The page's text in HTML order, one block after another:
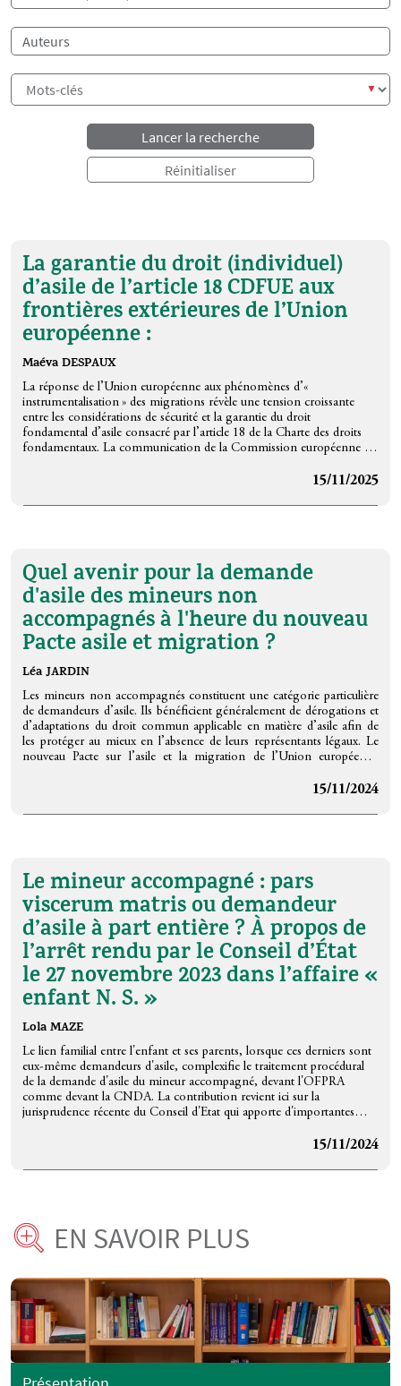
Auteur
La garantie du droit (individuel)
d’asile de l’article 18 CDFUE aux
frontières extérieures de l’Union
européenne :
Maéva DESPAUX
La réponse de l’Union européenne aux phénomènes d’«
instrumentalisation » des migrations révèle une tension croissante
entre les considérations de sécurité et la garantie du droit
fondamental d’asile consacré par l’article 18 de la Charte des droits
fondamentaux. La communication de la Commission européenne du
sur le fondement de l’article 72 TFUE et d’imposer des limitations au
nouveaux instruments européens — tels que le Règlement « crise » et
effectif à une procédure, dès l’arrivée aux frontières extérieures, ainsi
que le droit d’obtenir un statut protecteur lorsque les conditions sont
réunies.
À partir d’une analyse de la jurisprudence récente, cette contribution
met en évidence que la lutte contre l’« instrumentalisation » des
migrations ne saurait justifier une restriction disproportionnée de
droit, la Cour de justice confère à l’article 18 CDFUE une fonction
d’articulation des instruments du droit dérivé de l’asile, à la faveur de
la configuration d’un véritable « système européen commun d’asile ».
Or, cette dynamique demeure largement éclipsée par la prééminence
des enjeux de sécurité dans la réponse européenne aux défis
migratoires.
15/11/2025
Quel avenir pour la demande
d'asile des mineurs non
accompagnés à l'heure du nouveau
Pacte asile et migration ?
Léa JARDIN
Les mineurs non accompagnés constituent une catégorie particulière
de demandeurs d’asile. Ils bénéficient généralement de dérogations et
d’adaptations du droit commun applicable en matière d’asile afin de
les protéger au mieux en l’absence de leurs représentants légaux. Le
nouveau Pacte sur l’asile et la migration de l’Union européenne
d’asile européen commun. Notamment, il a privilégié, à plusieurs
à ces mineurs au détriment du respect de leurs droits. En ce qui
Malgré quelques avancées, la mise en œuvre de cette désignation, en
particulier lors de la nouvelle procédure de filtrage, risque de poser un
certain nombre de difficultés pratiques. Le Pacte ne semble pas avoir
fait de l’intérêt supérieur de ces enfants une considération
primordiale.
15/11/2024
Le mineur accompagné : pars
viscerum matris ou demandeur
d’asile à part entière ? À propos de
l’arrêt rendu par le Conseil d’État
le 27 novembre 2023 dans l’affaire «
enfant N. S. »
Lola MAZE
Le lien familial entre l'enfant et ses parents, lorsque ces derniers sont
eux-même demandeurs d'asile, complexifie le traitement procédural
de la demande d'asile du mineur accompagné, devant l'OFPRA
comme devant la CNDA. La contribution revient ici sur la
jurisprudence récente du Conseil d'Etat qui apporte d'importantes
15/11/2024
EN SAVOIR PLUS